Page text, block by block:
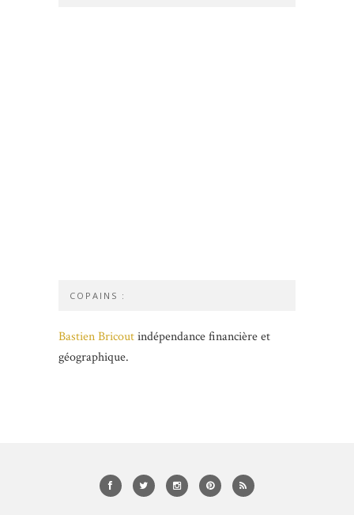
COPAINS :
Bastien Bricoutindépendance financière et
géographique.